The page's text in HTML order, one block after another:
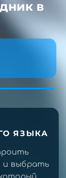
в
ЯЗЫКА
и выбрать